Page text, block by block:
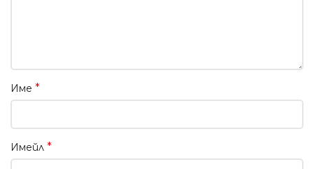
Име *
Имейл *